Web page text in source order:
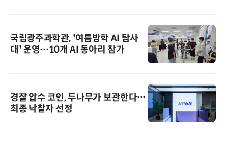
국립광주과학관, '여름방학 AI 탐사
대' 운영…10개 AI 동아리 참가
경찰 압수 코인, 두나무가 보관한다…
최종 낙찰자 선정